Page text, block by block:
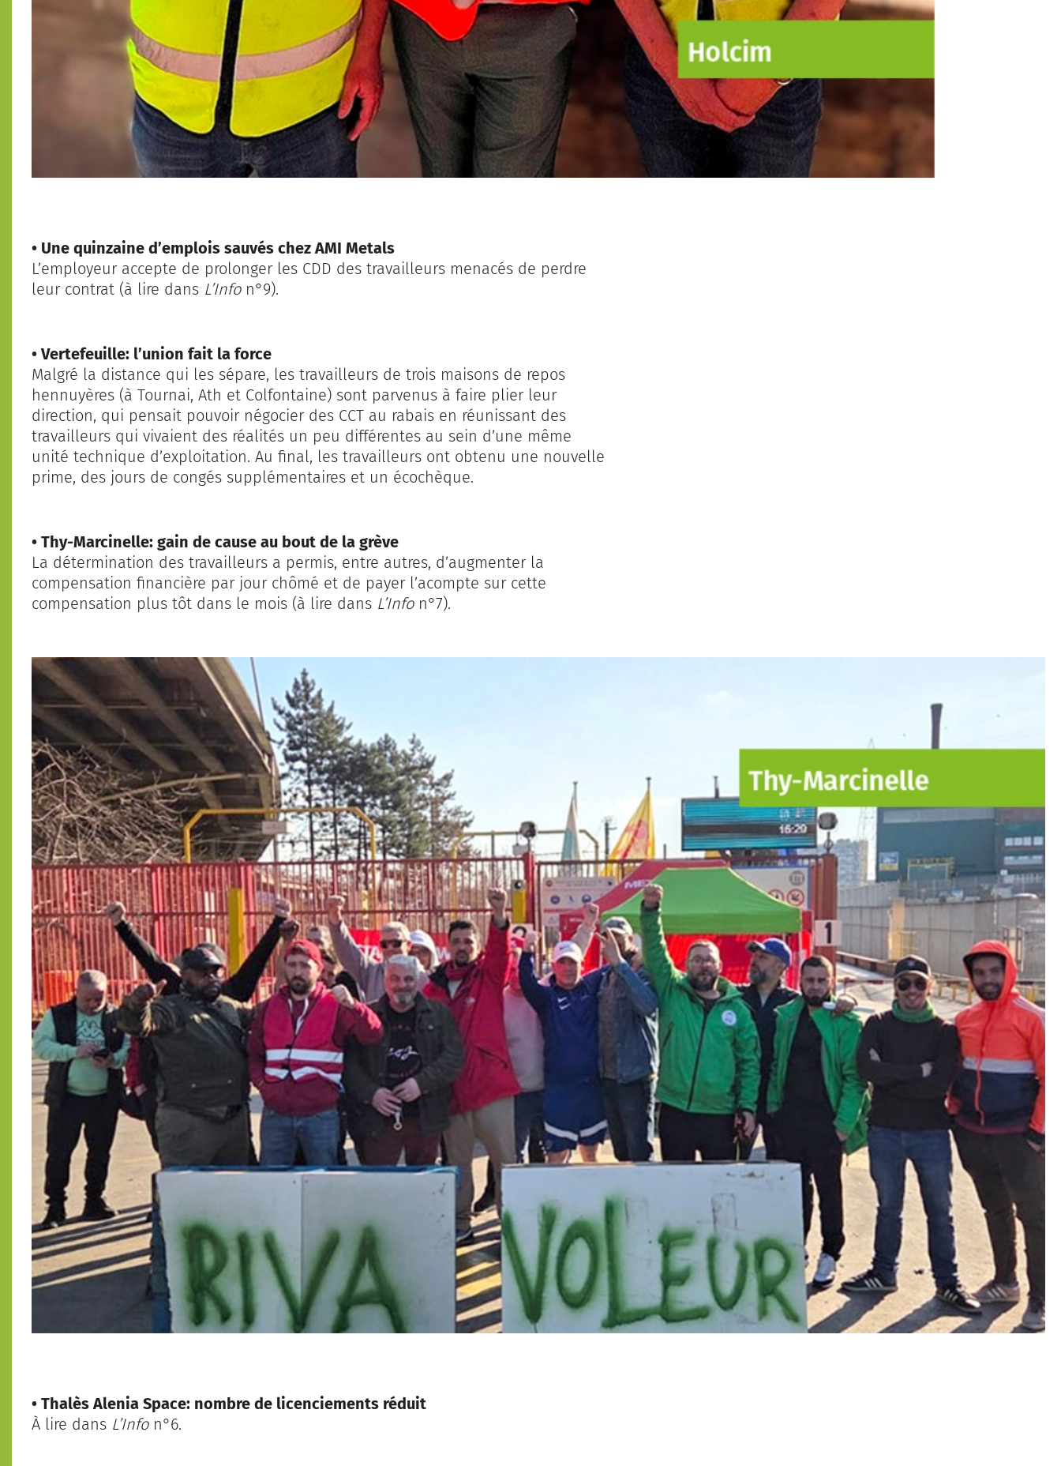
• Une quinzaine d’emplois sauvés chez AMI Metals
L’employeur accepte de prolonger les CDD des travailleurs menacés de perdre
leur contrat (à lire dans L’Info n°9).
• Vertefeuille: l’union fait la force
Malgré la distance qui les sépare, les travailleurs de trois maisons de repos
hennuyères (à Tournai, Ath et Colfontaine) sont parvenus à faire plier leur
direction, qui pensait pouvoir négocier des CCT au rabais en réunissant des
travailleurs qui vivaient des réalités un peu différentes au sein d’une même
unité technique d’exploitation. Au final, les travailleurs ont obtenu une nouvelle
prime, des jours de congés supplémentaires et un écochèque.
• Thy-Marcinelle: gain de cause au bout de la grève
La détermination des travailleurs a permis, entre autres, d’augmenter la
compensation financière par jour chômé et de payer l’acompte sur cette
compensation plus tôt dans le mois (à lire dans L’Info n°7).
• Thalès Alenia Space: nombre de licenciements réduit
À lire dans L’Infon°6.